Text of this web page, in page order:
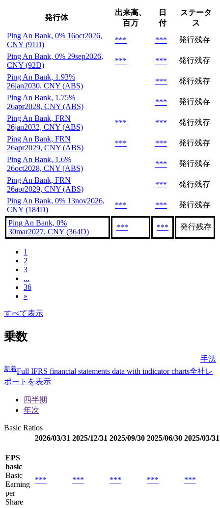
発行体
出来高、
百万
日
付
ステータ
ス
Ping An Bank, 0% 16oct2026,
CNY (91D)
*** ***
発行残存
Ping An Bank, 0% 29sep2026,
CNY (92D)
*** ***
発行残存
Ping An Bank, 1.93%
26jan2030, CNY (ABS)
***
発行残存
Ping An Bank, 1.75%
26apr2028, CNY (ABS)
***
発行残存
Ping An Bank, FRN
26jan2032, CNY (ABS)
*** ***
発行残存
Ping An Bank, FRN
26apr2029, CNY (ABS)
*** ***
発行残存
Ping An Bank, 1.6%
26oct2028, CNY (ABS)
***
発行残存
Ping An Bank, FRN
26apr2029, CNY (ABS)
***
発行残存
Ping An Bank, 0% 13nov2026,
CNY (184D)
*** *** 発行残存
Ping An Bank, 0%
30mar2027, CNY (364D)
*** *** 発行残存
1
2
3
...
36
»
すべて表示
乗数
手法
新着Full IFRS financial statements data with indicator charts全社レ
ポートを表示
四半期
年次
Basic Ratios
2026/03/31 2025/12/31 2025/09/30 2025/06/30 2025/03/31
EPS
basic
Basic
Earning
per
Share
*** *** *** *** ***